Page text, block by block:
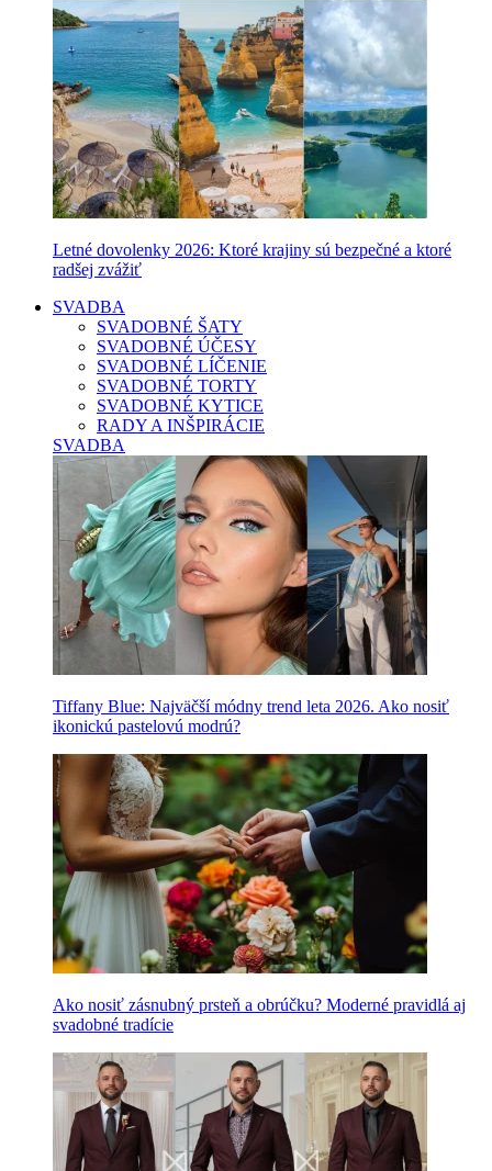
Letné dovolenky 2026: Ktoré krajiny sú bezpečné a ktoré
radšej zvážiť
SVADBA
SVADOBNÉ ŠATY
SVADOBNÉ ÚČESY
SVADOBNÉ LÍČENIE
SVADOBNÉ TORTY
SVADOBNÉ KYTICE
RADY A INŠPIRÁCIE
SVADBA
Tiffany Blue: Najväčší módny trend leta 2026. Ako nosiť
ikonickú pastelovú modrú?
Ako nosiť zásnubný prsteň a obrúčku? Moderné pravidlá aj
svadobné tradície